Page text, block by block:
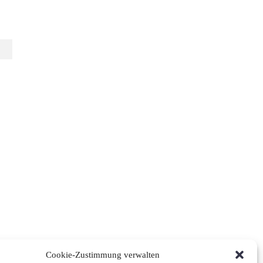
Cookie-Zustimmung verwalten